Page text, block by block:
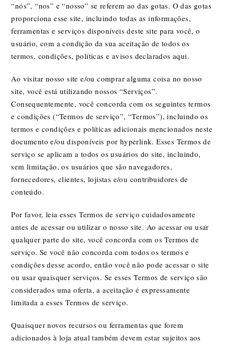
“nós”, “nos” e “nosso” se referem ao das gotas. O das gotas
proporciona esse site, incluindo todas as informações,
ferramentas e serviços disponíveis deste site para você, o
usuário, com a condição da sua aceitação de todos os
termos, condições, políticas e avisos declarados aqui.
Ao visitar nosso site e/ou comprar alguma coisa no nosso
site, você está utilizando nossos “Serviços”.
Consequentemente, você concorda com os seguintes termos
e condições (“Termos de serviço”, “Termos”), incluindo os
termos e condições e políticas adicionais mencionados neste
documento e/ou disponíveis por hyperlink. Esses Termos de
serviço se aplicam a todos os usuários do site, incluindo,
sem limitação, os usuários que são navegadores,
fornecedores, clientes, lojistas e/ou contribuidores de
conteúdo.
Por favor, leia esses Termos de serviço cuidadosamente
antes de acessar ou utilizar o nosso site. Ao acessar ou usar
qualquer parte do site, você concorda com os Termos de
serviço. Se você não concorda com todos os termos e
condições desse acordo, então você não pode acessar o site
ou usar quaisquer serviços. Se esses Termos de serviço são
considerados uma oferta, a aceitação é expressamente
limitada a esses Termos de serviço.
Quaisquer novos recursos ou ferramentas que forem
adicionados à loja atual também devem estar sujeitos aos